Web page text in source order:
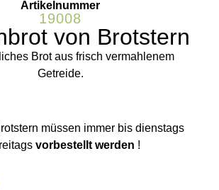
Artikelnummer
19008
von Brotstern
Brot aus frisch vermahlenem
Getreide.
müssen immer bis dienstags
vorbestellt werden !